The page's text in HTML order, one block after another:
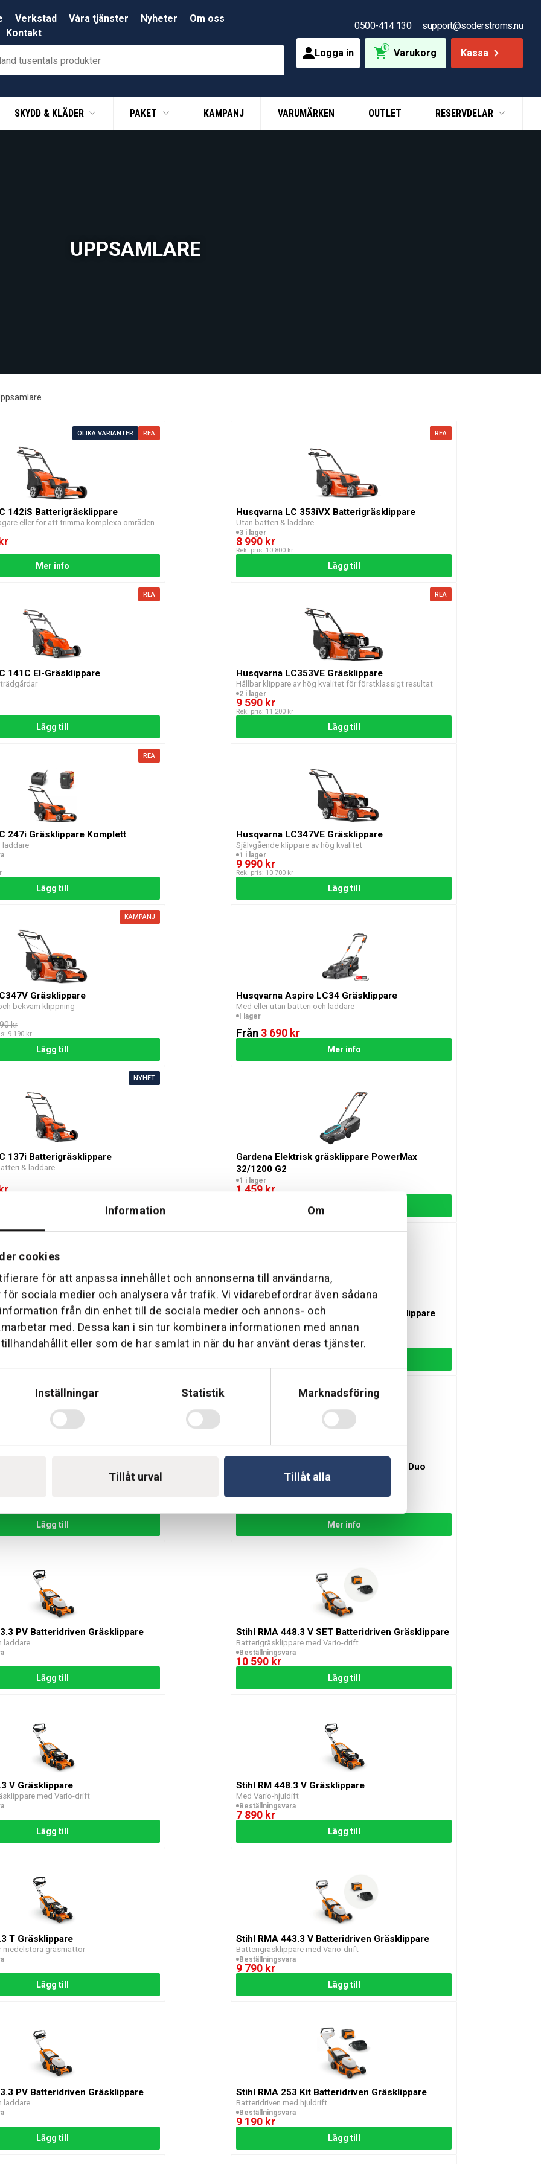
Information Om
cookies
för att anpassa innehållet och annonserna till användarna,
sociala medier och analysera vår trafik. Vi vidarebefordrar även sådana
från din enhet till de sociala medier och annons- och
med. Dessa kan i sin tur kombinera informationen med annan
eller som de har samlat in när du har använt deras tjänster.
Inställningar Statistik Marknadsföring
Tillåt urval Tillåt alla
Verkstad Våra tjänster Nyheter
Om oss
Kontakt
0500-414 130 support@soderstroms.nu
Logga in 0 Varukorg Kassa
SKYDD & KLÄDER PAKET KAMPANJ VARUMÄRKEN OUTLET RESERVDELAR
UPPSAMLARE
OLIKA VARIANTER REA
142iS Batterigräsklippare
eller för att trimma komplexa områden
Mer info
REA
Husqvarna LC 353iVX Batterigräsklippare
Utan batteri & laddare
3 i lager
8 990 kr
Rek. pris: 10 800 kr
Lägg till
REA
141C El-Gräsklippare
Lägg till
REA
Husqvarna LC353VE Gräsklippare
Hållbar klippare av hög kvalitet för förstklassigt resultat
2 i lager
9 590 kr
Rek. pris: 11 200 kr
Lägg till
REA
247i Gräsklippare Komplett
laddare
Lägg till
Husqvarna LC347VE Gräsklippare
Självgående klippare av hög kvalitet
1 i lager
9 990 kr
Rek. pris: 10 700 kr
Lägg till
KAMPANJ
Gräsklippare
bekväm klippning
kr
9 190 kr
Lägg till
Husqvarna Aspire LC34 Gräsklippare
Med eller utan batteri och laddare
I lager
Från 3 690 kr
Mer info
NYHET
137i Batterigräsklippare
& laddare
Gardena Elektrisk gräsklippare PowerMax
32/1200 G2
1 i lager
1 459 kr
Stihl RMA 448.3 PV Batteridriven Gräsklippare
Utan batteri och laddare
Beställningsvara
8 990 kr
Lägg till
Gardena Batterigräsklippare PowerMax Duo
46/36V P4A
Beställningsvara
Mer info
PV Batteridriven Gräsklippare
laddare
Lägg till
Stihl RMA 448.3 V SET Batteridriven Gräsklippare
Batterigräsklippare med Vario-drift
Beställningsvara
10 590 kr
Lägg till
V Gräsklippare
med Vario-drift
Lägg till
Stihl RM 448.3 V Gräsklippare
Med Vario-hjuldift
Beställningsvara
7 890 kr
Lägg till
T Gräsklippare
medelstora gräsmattor
Lägg till
Stihl RMA 443.3 V Batteridriven Gräsklippare
Batterigräsklippare med Vario-drift
Beställningsvara
9 790 kr
Lägg till
PV Batteridriven Gräsklippare
laddare
Lägg till
Stihl RMA 253 Kit Batteridriven Gräsklippare
Batteridriven med hjuldrift
Beställningsvara
9 190 kr
Lägg till